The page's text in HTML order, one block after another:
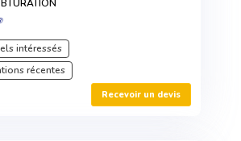
intéressés
récentes
Recevoir un devis